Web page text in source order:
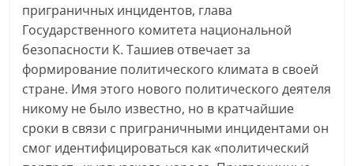
приграничных инцидентов, глава
Государственного комитета национальной
безопасности К. Ташиев отвечает за
формирование политического климата в своей
стране. Имя этого нового политического деятеля
никому не было известно, но в кратчайшие
сроки в связи с приграничными инцидентами он
смог идентифицироваться как «политический